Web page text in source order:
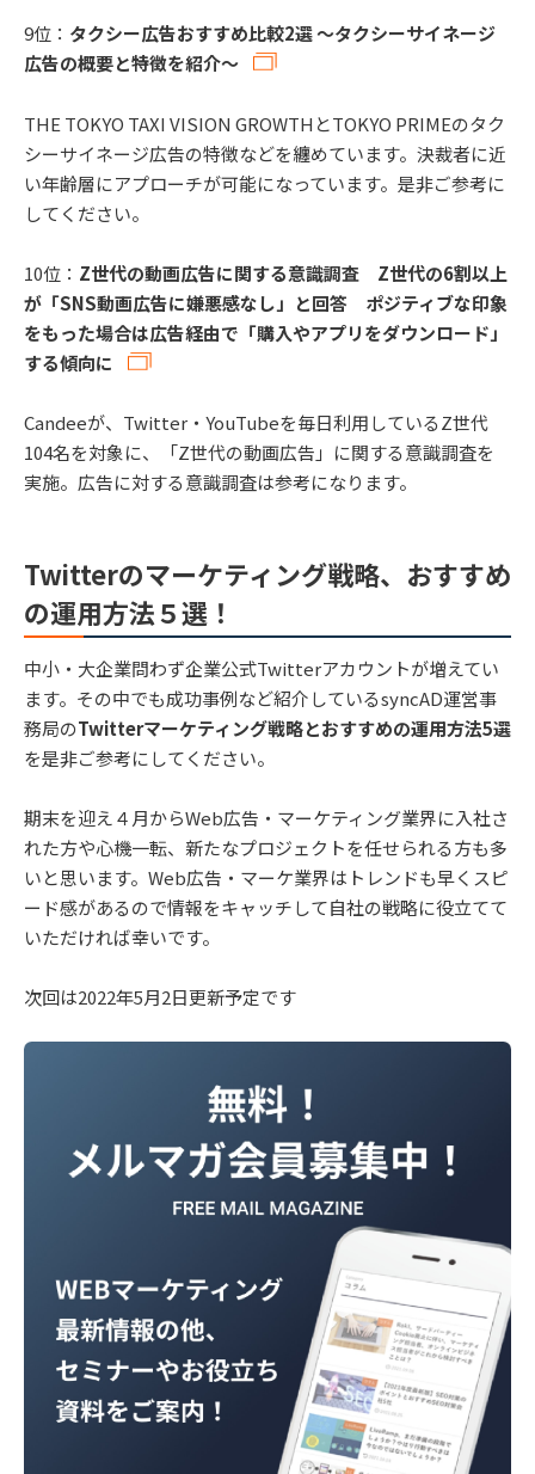
9位： タクシー広告おすすめ比較2選 ～タクシーサイネージ
広告の概要と特徴を紹介～
THE TOKYO TAXI VISION GROWTHとTOKYO PRIMEのタク
シーサイネージ広告の特徴などを纏めています。決裁者に近
い年齢層にアプローチが可能になっています。是非ご参考に
してください。
10位： Z世代の動画広告に関する意識調査 Z世代の6割以上
が「SNS動画広告に嫌悪感なし」と回答 ポジティブな印象
をもった場合は広告経由で「購入やアプリをダウンロード」
する傾向に
Candeeが、Twitter・YouTubeを毎日利用しているZ世代
104名を対象に、「Z世代の動画広告」に関する意識調査を
実施。広告に対する意識調査は参考になります。
Twitterのマーケティング戦略、おすすめ
の運用方法５選！
中小・大企業問わず企業公式Twitterアカウントが増えてい
ます。その中でも成功事例など紹介しているsyncAD運営事
務局のTwitterマーケティング戦略とおすすめの運用方法5選
を是非ご参考にしてください。
期末を迎え４月からWeb広告・マーケティング業界に入社さ
れた方や心機一転、新たなプロジェクトを任せられる方も多
いと思います。Web広告・マーケ業界はトレンドも早くスピ
ード感があるので情報をキャッチして自社の戦略に役立てて
いただければ幸いです。
次回は2022年5月2日更新予定です